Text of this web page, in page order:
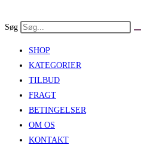
to
Søg
SHOP
KATEGORIER
TILBUD
FRAGT
BETINGELSER
OM OS
KONTAKT